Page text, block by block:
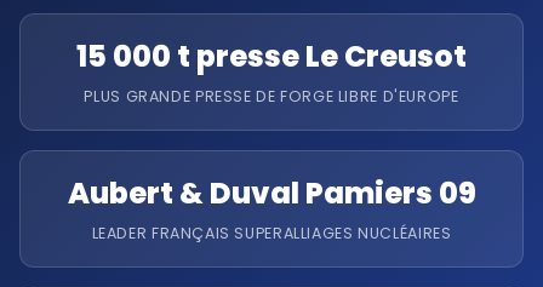
15 000 t presse Le Creusot
PLUS GRANDE PRESSE DE FORGE LIBRE D'EUROPE
Aubert & Duval Pamiers 09
LEADER FRANÇAIS SUPERALLIAGES NUCLÉAIRES